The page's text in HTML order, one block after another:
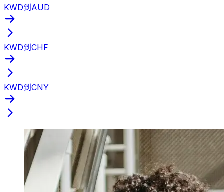
KWD到AUD
KWD到CHF
KWD到CNY